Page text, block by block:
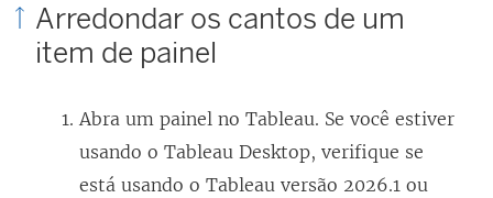
Arredondar os cantos de um
item de painel
Abra um painel no Tableau. Se você estiver
usando o Tableau Desktop, verifique se
está usando o Tableau versão 2026.1 ou